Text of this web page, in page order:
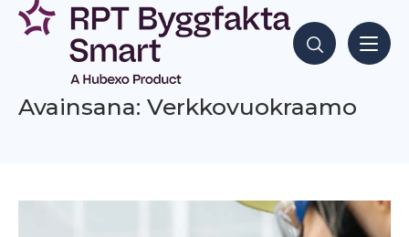
Siirry
sisältöön
Hae sisältöjä
Avainsana: Verkkovuokraamo